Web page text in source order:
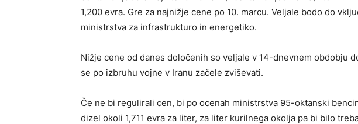
1,200 evra. Gre za najnižje cene po 10. marcu. Veljale bodo do
ministrstva za infrastrukturo in energetiko.
Nižje cene od danes določenih so veljale v 14-dnevnem obdobju
se po izbruhu vojne v Iranu začele zviševati.
Če ne bi regulirali cen, bi po ocenah ministrstva 95-oktanski
dizel okoli 1,711 evra za liter, za liter kurilnega okolja pa bi bilo